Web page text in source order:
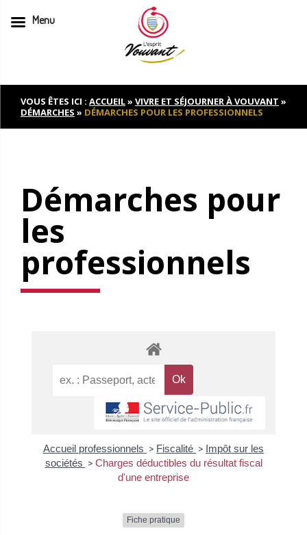
to
contentVOUS ÊTES ICI : ACCUEIL» VIVRE ET SÉJOURNER À VOUVANT »
DÉMARCHES » DÉMARCHES POUR LES PROFESSIONNELS
Démarches pour
les
professionnels
Accueil professionnels > Fiscalité > Impôt sur les
sociétés > Charges déductibles du résultat fiscal
d'une entreprise
Fiche pratique
Menu